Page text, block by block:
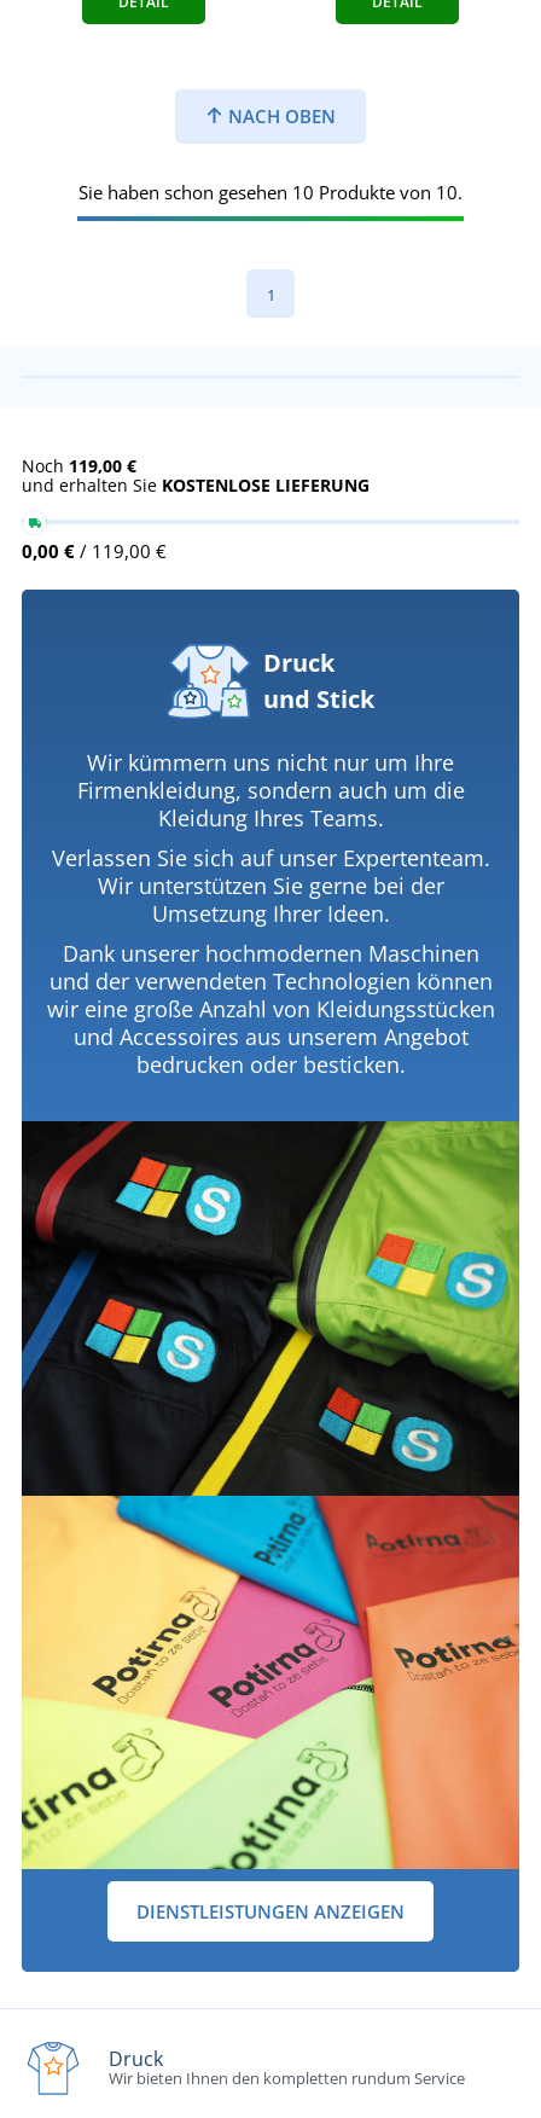
NACH OBEN
Sie haben schon gesehen 10 Produkte von 10.
1
Noch 119,00 €
und erhalten Sie KOSTENLOSE LIEFERUNG
0,00 € / 119,00 €
Druck
und Stick
Wir kümmern uns nicht nur um Ihre
Firmenkleidung, sondern auch um die
Kleidung Ihres Teams.
Verlassen Sie sich auf unser Expertenteam.
Wir unterstützen Sie gerne bei der
Umsetzung Ihrer Ideen.
Dank unserer hochmodernen Maschinen
und der verwendeten Technologien können
wir eine große Anzahl von Kleidungsstücken
und Accessoires aus unserem Angebot
bedrucken oder besticken.
DIENSTLEISTUNGEN ANZEIGEN
Druck
Wir bieten Ihnen den kompletten rundum Service